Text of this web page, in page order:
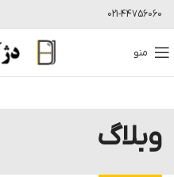
021-44756060
منو
وبلاگ